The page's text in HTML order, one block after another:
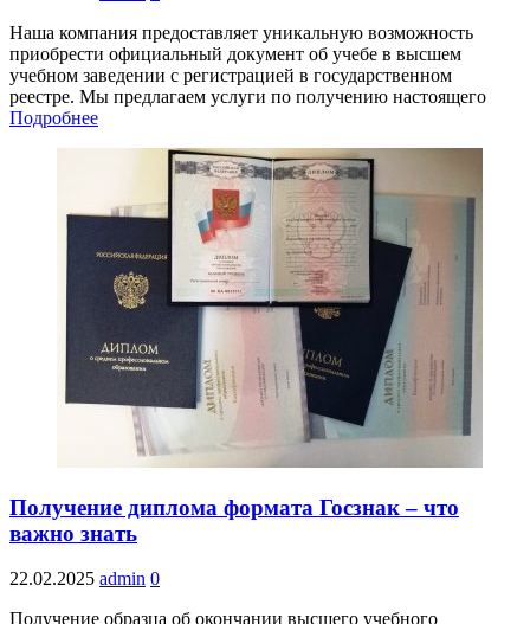
Наша компания предоставляет уникальную возможность
приобрести официальный документ об учебе в высшем
учебном заведении с регистрацией в государственном
реестре. Мы предлагаем услуги по получению настоящего
Подробнее
Получение диплома формата Госзнак – что
важно знать
22.02.2025 admin 0
Получение образца об окончании высшего учебного